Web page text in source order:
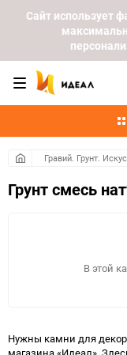
Cайт использует
Гравий. Грунт.
Грунт смесь
В этой
Нужны камни для